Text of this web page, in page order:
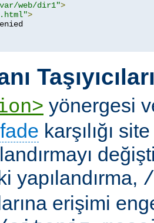
web/dir1">
>
yönergesi
karşılığı
yapılandırma,
erişimi